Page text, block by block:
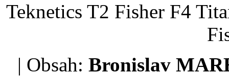
Teknetics T2 Fisher F4
| Obsah: Bronislav